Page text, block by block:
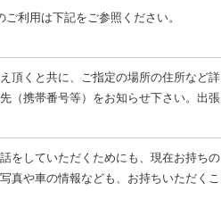
利用は下記をご参照ください。
頂くと共に、ご指定の場所の住所など詳
（携帯番号等）をお知らせ下さい。出張
をしていただくためにも、現在お持ちの
真や車の情報なども、お持ちいただくこ